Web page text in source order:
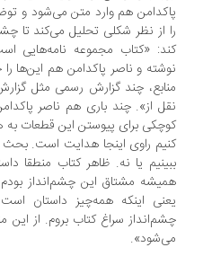
هم وارد متن می‌شود و
از نظر شکلی تحلیل می‌کند تا چشم‌انداز
«کتاب مجموعه نامه‌هایی است که
و ناصر پاکدامن هم این‌ها را جمع
چند گزارش رسمی مثل گزارش
از». چند باری هم ناصر پاکدامن
برای پیوستن این قطعات به هم
راوی اینجا هدایت است. بحث این
یا نه. ظاهر کتاب منطقا داستان
مشتاق این چشم‌انداز بودم که با
اینکه همه‌چیز داستان است نگاه
سراغ کتاب بروم. از این